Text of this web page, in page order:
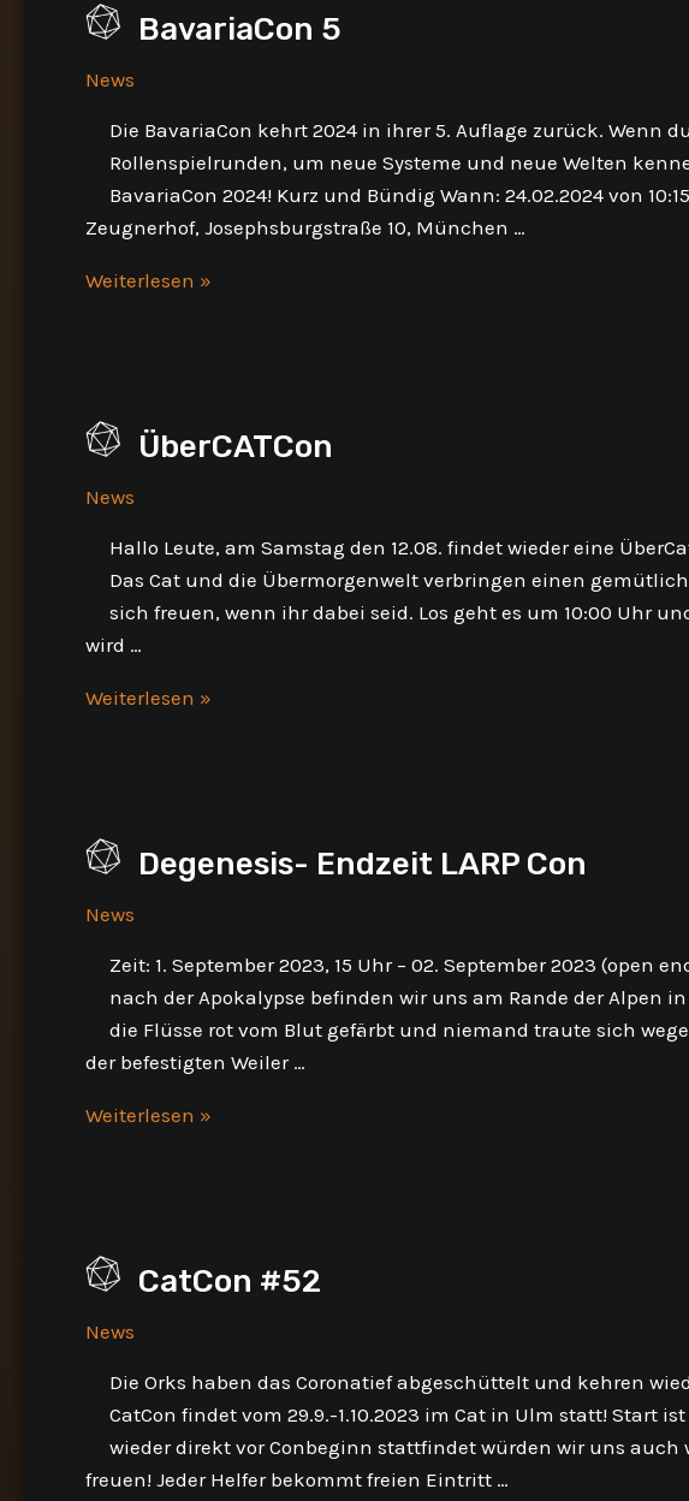
BavariaCon 5
News
Die BavariaCon kehrt 2024 in ihrer 5. Auflage zurück. Wenn
Rollenspielrunden, um neue Systeme und neue Welten
BavariaCon 2024! Kurz und Bündig Wann: 24.02.2024 von
Zeugnerhof, Josephsburgstraße 10, München …
BavariaCon
Weiterlesen »
ÜberCATCon
News
Hallo Leute, am Samstag den 12.08. findet wieder eine
Das Cat und die Übermorgenwelt verbringen einen
sich freuen, wenn ihr dabei seid. Los geht es um 10:00 Uhr
wird …
ÜberCATCon
Weiterlesen »
Degenesis- Endzeit LARP Con
News
Zeit: 1. September 2023, 15 Uhr – 02. September 2023 (open
nach der Apokalypse befinden wir uns am Rande der Alpen
die Flüsse rot vom Blut gefärbt und niemand traute sich
der befestigten Weiler …
Degenesis-
Weiterlesen »
CatCon #52
News
Die Orks haben das Coronatief abgeschüttelt und kehren
CatCon findet vom 29.9.-1.10.2023 im Cat in Ulm statt! Start
wieder direkt vor Conbeginn stattfindet würden wir uns auch
freuen! Jeder Helfer bekommt freien Eintritt …